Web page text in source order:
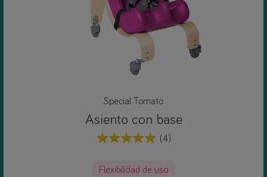
Special Tomato
Asiento con base
(4)
Flexibilidad de uso